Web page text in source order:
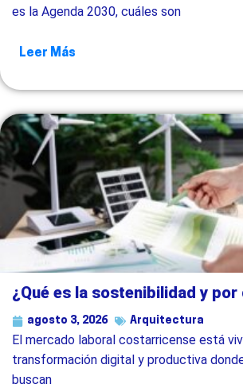
es la Agenda 2030, cuáles son
Leer Más
¿Qué es la sostenibilidad y
agosto 3, 2026 Arquitectura
El mercado laboral costarricense está
transformación digital y productiva
buscan